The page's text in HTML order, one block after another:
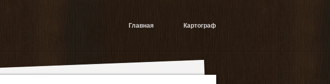
Главная Картограф